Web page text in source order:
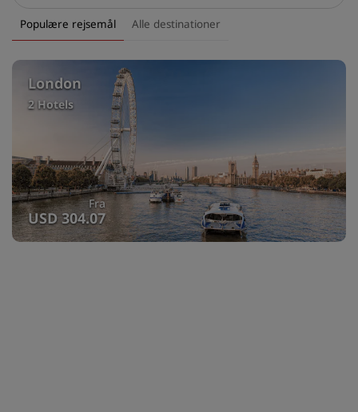
Populære rejsemål Alle destinationer
London
2 Hotels
Fra
USD 304.07